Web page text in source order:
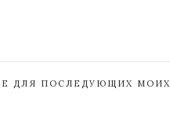
ДЛЯ ПОСЛЕДУЮЩИХ МОИХ